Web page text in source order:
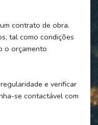
contrato de obra.
tal como condições
o orçamento
e verificar
se contactável com